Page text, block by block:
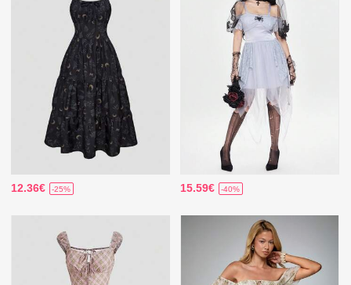
12.36€ -25% 15.59€ -40%